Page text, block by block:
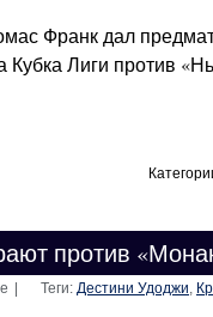
Франк дал
Кубка Лиги против
против
Теги: Дестини Удоджи,